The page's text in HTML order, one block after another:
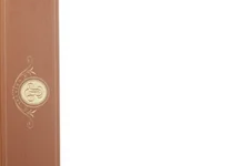
v dárkové krabičce.
jahod a malin s
a...